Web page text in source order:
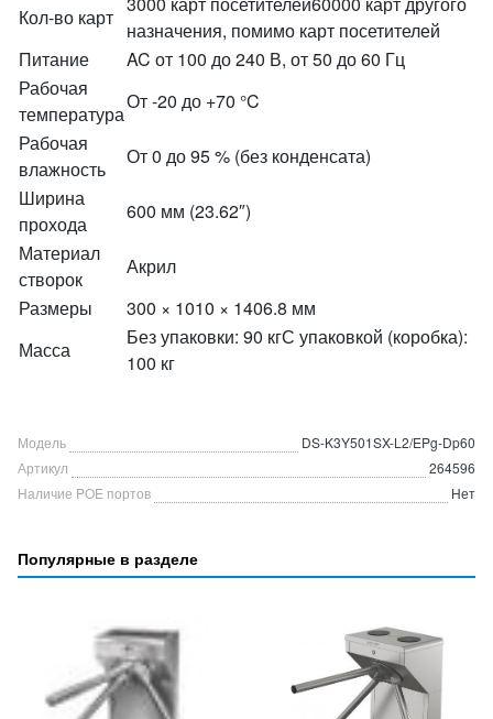
Кол-во карт
назначения, помимо карт посетителей
Питание
AC от 100 до 240 В, от 50 до 60 Гц
Рабочая
температура
От -20 до +70 °C
Рабочая
влажность
От 0 до 95 % (без конденсата)
Ширина
прохода
600 мм (23.62″)
Материал
створок
Акрил
Размеры
300 × 1010 × 1406.8 мм
Масса
Без упаковки: 90 кгС упаковкой (коробка):
100 кг
Модель
DS-K3Y501SX-L2/EPg-Dp60
Артикул
264596
Наличие POE портов
Нет
Популярные в разделе